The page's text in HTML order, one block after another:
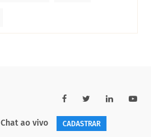
Chat ao vivo CADASTRAR